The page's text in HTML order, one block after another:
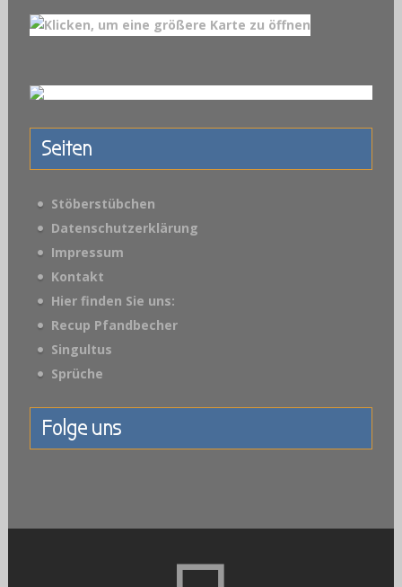
Seiten
Stöberstübchen
Datenschutzerklärung
Impressum
Kontakt
Hier finden Sie uns:
Recup Pfandbecher
Singultus
Sprüche
Folge uns